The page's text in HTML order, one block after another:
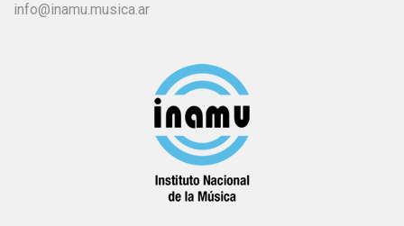
info@inamu.musica.ar